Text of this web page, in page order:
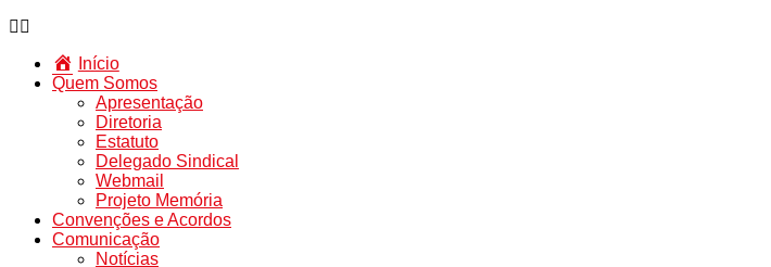
Início
Quem Somos
Apresentação
Diretoria
Estatuto
Delegado Sindical
Webmail
Projeto Memória
Convenções e Acordos
Comunicação
Notícias